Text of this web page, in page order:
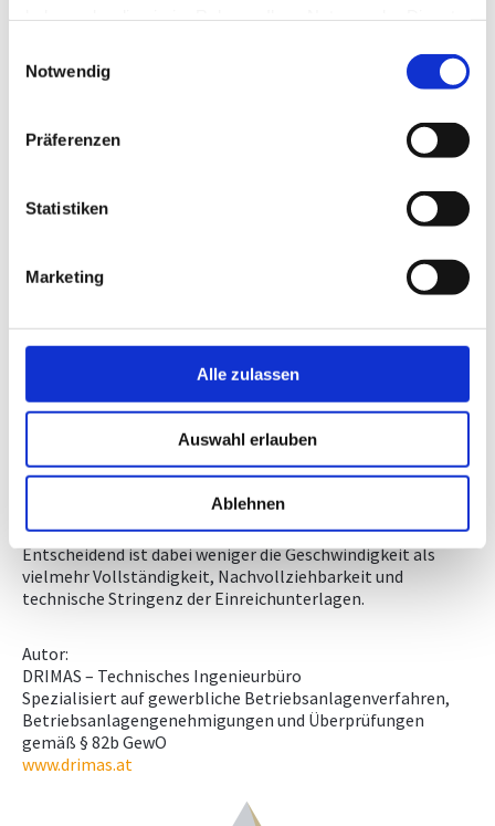
Notwendig
Präferenzen
Statistiken
Marketing
Alle zulassen
Auswahl erlauben
Ablehnen
Voraussetzungen für einen reibungslosen Ablauf
Für einen reibungslosen Ablauf ist es daher entscheidend,
die Genehmigungsanforderungen frühzeitig systematisch
Unterlagen vollständig und behördengerecht
aufzubereiten. Einen Überblick über die Anforderungen und
auch die Seite
Beschreibungen, brandschutztechnische Unterlagen,
Abfallwirtschaftskonzepte, Nachweise zum
Arbeitnehmerschutz sowie – je nach Anlagenart –
Explosionsschutzkonzepte oder andere technische
Detailfragen.
Eine strukturierte Vorgehensweise und die fachliche
unnötige Verzögerungen zu vermeiden und einen
rechtssicheren Genehmigungsbescheid zu erlangen.
Entscheidend ist dabei weniger die Geschwindigkeit als
vielmehr Vollständigkeit, Nachvollziehbarkeit und
technische Stringenz der Einreichunterlagen.
Autor:
DRIMAS – Technisches Ingenieurbüro
Spezialisiert auf gewerbliche Betriebsanlagenverfahren,
Betriebsanlagengenehmigungen und Überprüfungen
gemäß § 82b GewO
www.drimas.at